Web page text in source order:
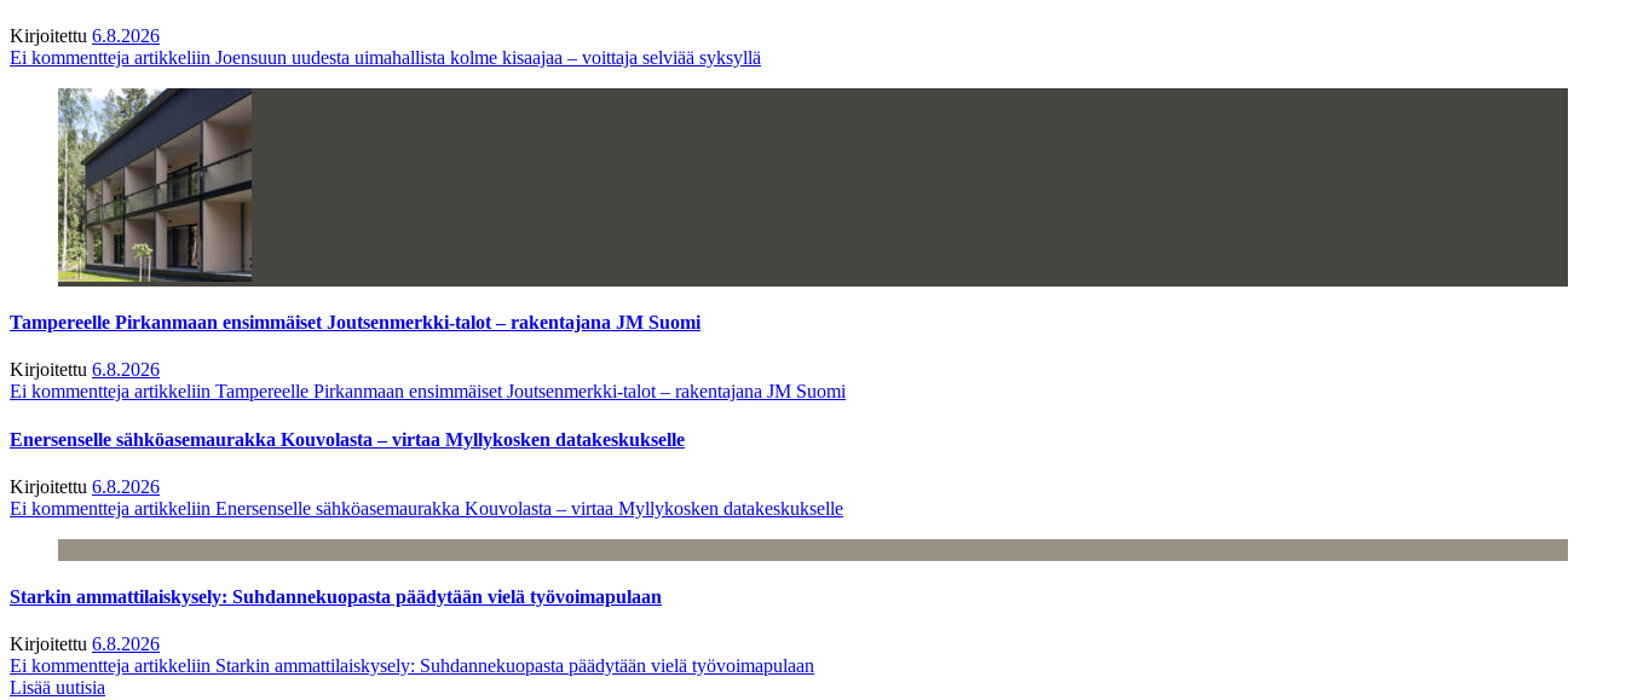
Kirjoitettu 6.8.2026
Ei kommentteja artikkeliin Joensuun uudesta uimahallista kolme kisaajaa – voittaja selviää syksyllä
Tampereelle Pirkanmaan ensimmäiset Joutsenmerkki-talot – rakentajana JM Suomi
Kirjoitettu 6.8.2026
Ei kommentteja artikkeliin Tampereelle Pirkanmaan ensimmäiset Joutsenmerkki-talot – rakentajana JM Suomi
Enersenselle sähköasemaurakka Kouvolasta – virtaa Myllykosken datakeskukselle
Kirjoitettu 6.8.2026
Ei kommentteja artikkeliin Enersenselle sähköasemaurakka Kouvolasta – virtaa Myllykosken datakeskukselle
Starkin ammattilaiskysely: Suhdannekuopasta päädytään vielä työvoimapulaan
Kirjoitettu 6.8.2026
Ei kommentteja artikkeliin Starkin ammattilaiskysely: Suhdannekuopasta päädytään vielä työvoimapulaan
Lisää uutisia